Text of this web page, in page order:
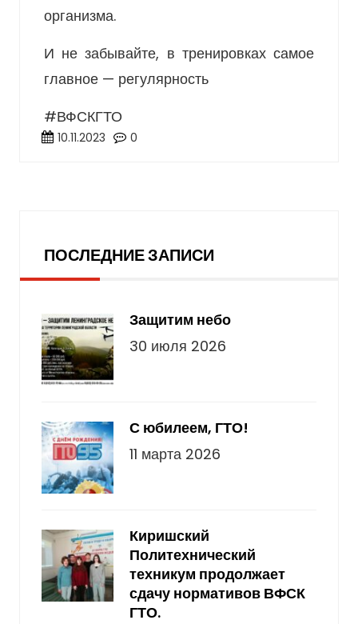
10.11.2023 0
организма.
И не забывайте, в тренировках самое
главное — регулярность
#ВФСКГТО
ПОСЛЕДНИЕ ЗАПИСИ
Защитим небо
30 июля 2026
С юбилеем, ГТО!
11 марта 2026
Киришский
Политехнический
техникум продолжает
сдачу нормативов ВФСК
ГТО.